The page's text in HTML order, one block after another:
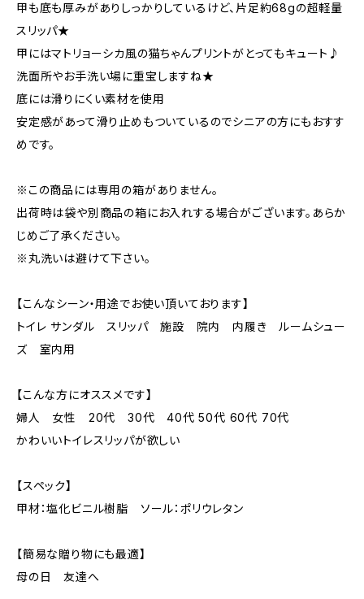
甲も底も厚みがありしっかりしているけど、片足約68gの超軽量
スリッパ★
甲にはマトリョーシカ風の猫ちゃんプリントがとってもキュート♪
洗面所やお手洗い場に重宝しますね★
底には滑りにくい素材を使用
安定感があって滑り止めもついているのでシニアの方にもおすす
めです。
※この商品には専用の箱がありません。
出荷時は袋や別商品の箱にお入れする場合がございます。あらか
じめご了承ください。
※丸洗いは避けて下さい。
【こんなシーン・用途でお使い頂いております】
トイレ サンダル スリッパ 施設 院内 内履き ルームシュー
ズ 室内用
【こんな方にオススメです】
婦人 女性 20代 30代 40代 50代 60代 70代
かわいいトイレスリッパが欲しい
【スペック】
甲材：塩化ビニル樹脂 ソール：ポリウレタン
【簡易な贈り物にも最適】
母の日 友達へ